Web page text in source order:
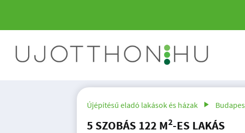
Újépítésű eladó lakások és házak
5 SZOBÁS 122 M2-ES LAKÁS